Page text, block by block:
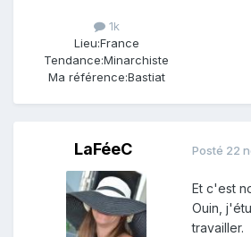
1k
Lieu:France
Tendance:Minarchiste
Ma référence:Bastiat
LaFéeC Posté 22
Et c'est
Ouin,
travailler.